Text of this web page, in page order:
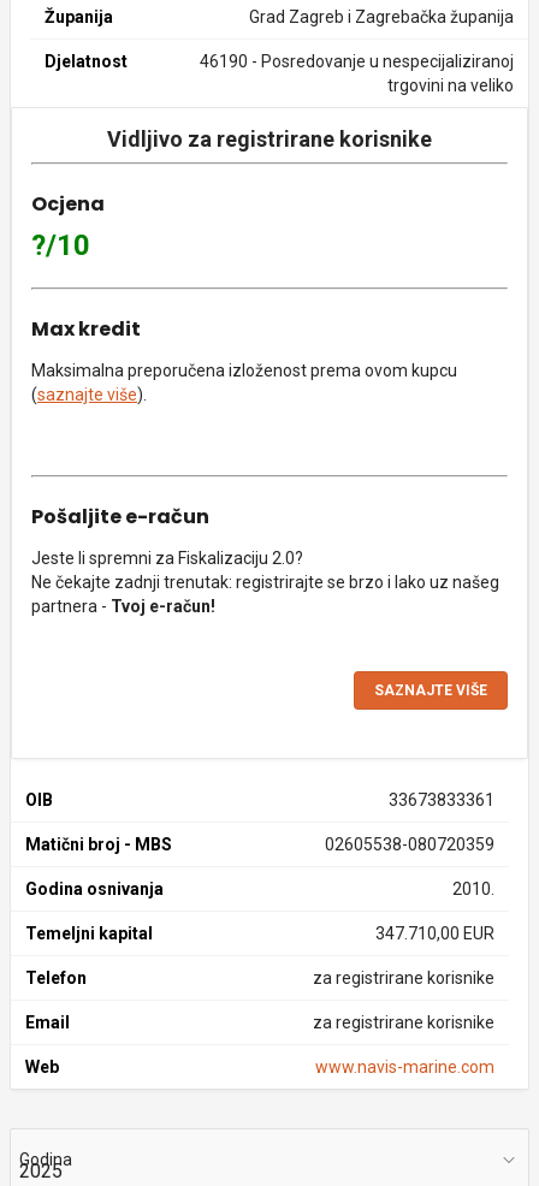
Županija Grad Zagreb i Zagrebačka županija
Djelatnost
46190 - Posredovanje u nespecijaliziranoj
trgovini na veliko
Vidljivo za registrirane korisnike
Ocjena
?/10
Max kredit
Maksimalna preporučena izloženost prema ovom kupcu
(saznajte više).
Pošaljite e-račun
Jeste li spremni za Fiskalizaciju 2.0?
Ne čekajte zadnji trenutak: registrirajte se brzo i lako uz našeg
partnera - Tvoj e-račun!
SAZNAJTE VIŠE
OIB 33673833361
Matični broj - MBS 02605538-080720359
Godina osnivanja 2010.
Temeljni kapital 347.710,00 EUR
Telefon za registrirane korisnike
Email za registrirane korisnike
Web www.navis-marine.com
Godina